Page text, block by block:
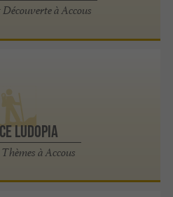
à Accous
Ludopia
à Accous